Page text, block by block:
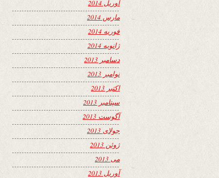
آوریل 2014
مارس 2014
فوریه 2014
ژانویه 2014
دسامبر 2013
نوامبر 2013
اکتبر 2013
سپتامبر 2013
آگوست 2013
جولای 2013
ژوئن 2013
می 2013
آوریل 2013